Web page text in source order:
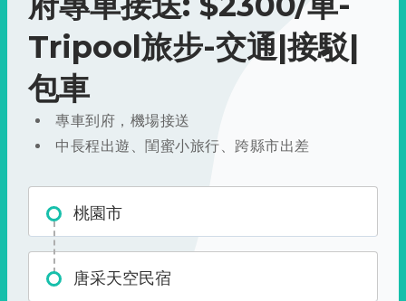
Tripool旅步-交通|接駁|
包車
專車到府，機場接送
中長程出遊、閨蜜小旅行、跨縣市出差
桃園市
唐采天空民宿